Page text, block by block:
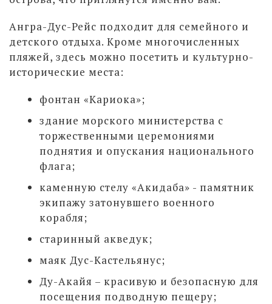
Ангра-Дус-Рейс подходит для семейного и
детского отдыха. Кроме многочисленных
пляжей, здесь можно посетить и культурно-
исторические места:
фонтан «Кариока»;
здание морского министерства с
торжественными церемониями
поднятия и опускания национального
флага;
каменную стелу «Акидаба» - памятник
экипажу затонувшего военного
корабля;
старинный акведук;
маяк Дус-Кастельянус;
Ду-Акайя – красивую и безопасную для
посещения подводную пещеру;